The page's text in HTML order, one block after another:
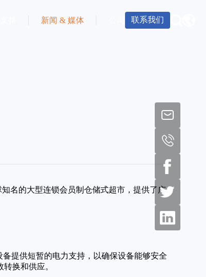
新闻 & 媒体 联系我们
名的大型连锁会员制仓储式超市，提供了广
备提供短暂的电力支持，以确保设备能够安全
换和供应。